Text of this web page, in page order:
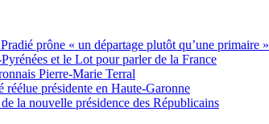
prône « un départage plutôt qu’une primaire »
et le Lot pour parler de la France
Pierre-Marie Terral
présidente en Haute-Garonne
la nouvelle présidence des Républicains